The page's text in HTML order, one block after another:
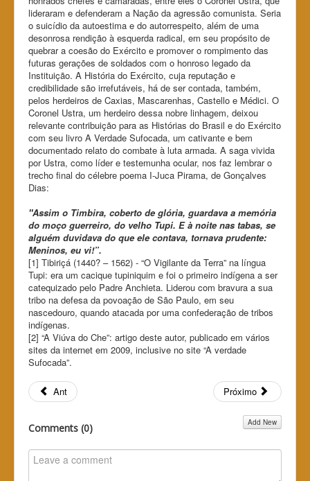
lideraram e defenderam a Nação da agressão comunista. Seria
o suicídio da autoestima e do autorrespeito, além de uma
desonrosa rendição à esquerda radical, em seu propósito de
quebrar a coesão do Exército e promover o rompimento das
futuras gerações de soldados com o honroso legado da
Instituição. A História do Exército, cuja reputação e
credibilidade são irrefutáveis, há de ser contada, também,
pelos herdeiros de Caxias, Mascarenhas, Castello e Médici. O
Coronel Ustra, um herdeiro dessa nobre linhagem, deixou
relevante contribuição para as Histórias do Brasil e do Exército
com seu livro A Verdade Sufocada, um cativante e bem
documentado relato do combate à luta armada. A saga vivida
por Ustra, como líder e testemunha ocular, nos faz lembrar o
trecho final do célebre poema I-Juca Pirama, de Gonçalves
Dias:
"Assim o Timbira, coberto de glória, guardava a memória
do moço guerreiro, do velho Tupi. E à noite nas tabas, se
alguém duvidava do que ele contava, tornava prudente:
Meninos, eu vi!”.
[1] Tibiriçá (1440? – 1562) - “O Vigilante da Terra” na língua
Tupi: era um cacique tupiniquim e foi o primeiro indígena a ser
catequizado pelo Padre Anchieta. Liderou com bravura a sua
tribo na defesa da povoação de São Paulo, em seu
nascedouro, quando atacada por uma confederação de tribos
indígenas.
[2] “A Viúva do Che”: artigo deste autor, publicado em vários
sites da internet em 2009, inclusive no site “A verdade
Sufocada”.
Ant Próximo
Comments (0) Add New